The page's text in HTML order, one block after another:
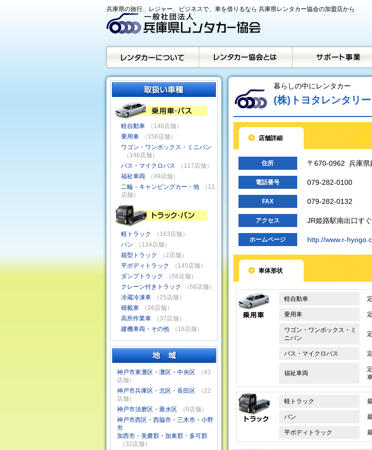
兵庫県の旅行、レジャー、ビジネスで、車を借りるなら 兵庫県レンタカー協会の加盟店から
暮らしの中にレンタカー
(株)トヨタレンタリ
店舗詳細
住所 〒670-0962 兵庫県
電話番号 079-282-0100
FAX 079-282-0132
アクセス JR姫路駅南出口すぐ
ホームページ http://www.r-
車体形状
軽自動車
乗用車
ワゴン・ワンボックス・ミ
ニバン
バス・マイクロバス
福祉車両
軽トラック
バン
平ボディトラック
軽自動車
（140店舗）
乗用車
（156店舗）
ワゴン・ワンボックス・ミニバン
（146店舗）
バス・マイクロバス
（117店舗）
福祉車両
（49店舗）
二輪・キャンピングカー・他
（11
店舗）
軽トラック
（163店舗）
バン
（134店舗）
箱型トラック
（2店舗）
平ボディトラック
（145店舗）
ダンプトラック
（58店舗）
クレーン付きトラック
（68店舗）
冷蔵冷凍車
（25店舗）
積載車
（26店舗）
高所作業車
（37店舗）
建機車両・その他
（16店舗）
神戸市東灘区・灘区・中央区
（43
店舗）
神戸市兵庫区・北区・長田区
（22
店舗）
神戸市須磨区・垂水区
（9店舗）
神戸市西区・西脇市・三木市・小野
市
加西市・美嚢郡・加東郡・多可郡
（32店舗）